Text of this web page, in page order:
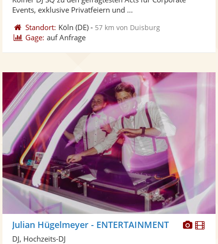
Events, exklusive Privatfeiern und ...
Standort: Köln (DE) - 57 km von Duisburg
Gage: auf Anfrage
Julian Hügelmeyer - ENTERTAINMENT
DJ, Hochzeits-DJ